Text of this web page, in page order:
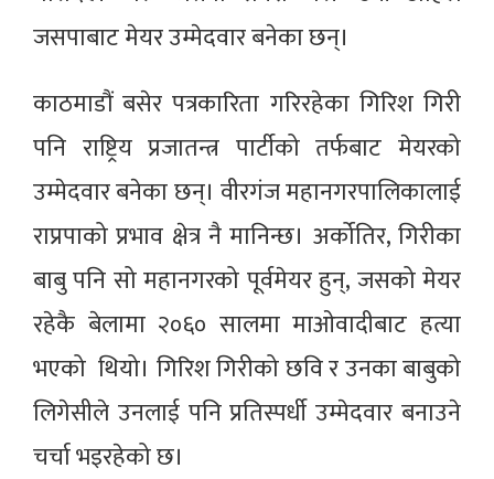
जसपाबाट मेयर उम्मेदवार बनेका छन्।
काठमाडौं बसेर पत्रकारिता गरिरहेका गिरिश गिरी
पनि राष्ट्रिय प्रजातन्त्र पार्टीको तर्फबाट मेयरको
उम्मेदवार बनेका छन्। वीरगंज महानगरपालिकालाई
राप्रपाको प्रभाव क्षेत्र नै मानिन्छ। अर्कोतिर, गिरीका
बाबु पनि सो महानगरको पूर्वमेयर हुन्, जसको मेयर
रहेकै बेलामा २०६० सालमा माओवादीबाट हत्या
भएको थियो। गिरिश गिरीको छवि र उनका बाबुको
लिगेसीले उनलाई पनि प्रतिस्पर्धी उम्मेदवार बनाउने
चर्चा भइरहेको छ।